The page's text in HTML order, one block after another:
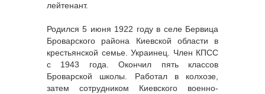
лейтенант.
Родился 5 июня 1922 году в селе Бервица
Броварского района Киевской области в
крестьянской семье. Украинец. Член КПСС
с 1943 года. Окончил пять классов
Броварской школы. Работал в колхозе,
затем сотрудником Киевского военно-